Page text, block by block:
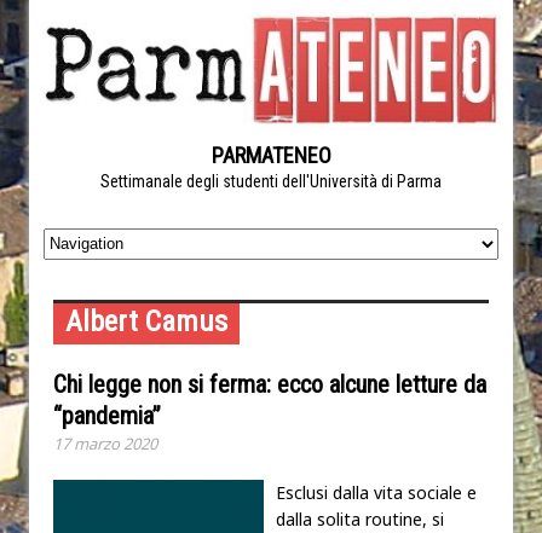
PARMATENEO
Settimanale degli studenti dell'Università di Parma
Albert Camus
Chi legge non si ferma: ecco alcune letture da
“pandemia”
17 marzo 2020
Esclusi dalla vita sociale e
dalla solita routine, si